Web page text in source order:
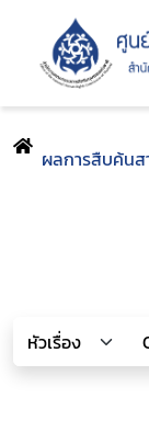
ผลการสืบค้นส